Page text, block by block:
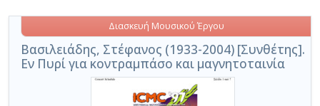
Βασιλειάδης, Στέφανος (1933-2004) [Συνθέτης].
Εν Πυρί για κοντραμπάσο και μαγνητοταινία
Διασκευή Μουσικού Έργου